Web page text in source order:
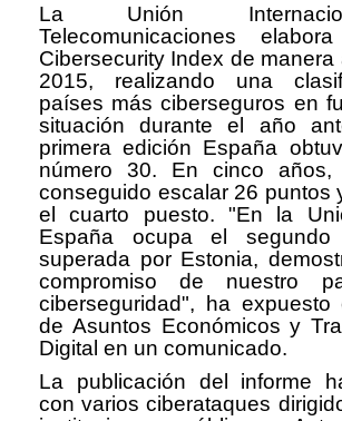
La Unión
Telecomunicaciones
Cibersecurity Index de manera
2015, realizando una
países más ciberseguros en
situación durante el año
primera edición España
número 30. En cinco años,
conseguido escalar 26 puntos
el cuarto puesto. "En la
España ocupa el segundo
superada por Estonia,
compromiso de nuestro
ciberseguridad", ha expuesto
de Asuntos Económicos y
Digital en un comunicado.
La publicación del informe
con varios ciberataques